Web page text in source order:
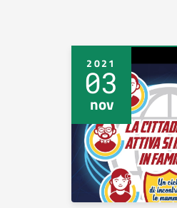
2021
03
nov